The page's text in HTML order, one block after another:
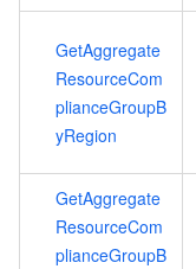
GetAggregate
ResourceCom
plianceGroupB
yRegion
GetAggregate
ResourceCom
plianceGroupB